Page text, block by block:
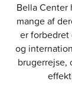
Bella Center
mange af
er forbedret
og
brugerrejse,